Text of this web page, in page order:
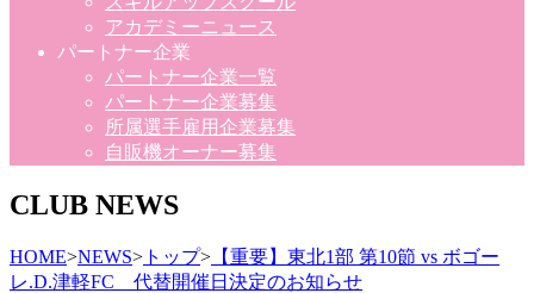
アカデミーニュース
パートナー企業
パートナー企業一覧
パートナー企業募集
所属選手雇用企業募集
自販機オーナー募集
CLUB NEWS
HOME>NEWS> トップ> 【重要】東北1部 第10節 vs ボゴー
レ.D.津軽FC 代替開催日決定のお知らせ